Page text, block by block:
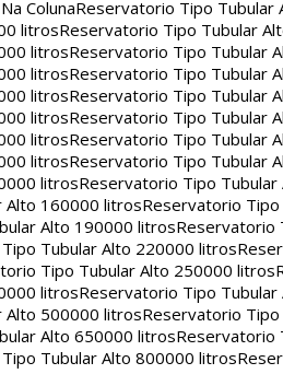
ColunaReservatorio Tipo Tubular
litrosReservatorio Tipo Tubular
litrosReservatorio Tipo Tubular
litrosReservatorio Tipo Tubular
litrosReservatorio Tipo Tubular
litrosReservatorio Tipo Tubular
litrosReservatorio Tipo Tubular
litrosReservatorio Tipo Tubular
litrosReservatorio Tipo
Alto 160000 litrosReservatorio
Alto 190000 litrosReservatorio
Tubular Alto 220000 litros
Tipo Tubular Alto 250000 litros
litrosReservatorio Tipo
Alto 500000 litrosReservatorio
Alto 650000 litrosReservatorio
Tubular Alto 800000 litros